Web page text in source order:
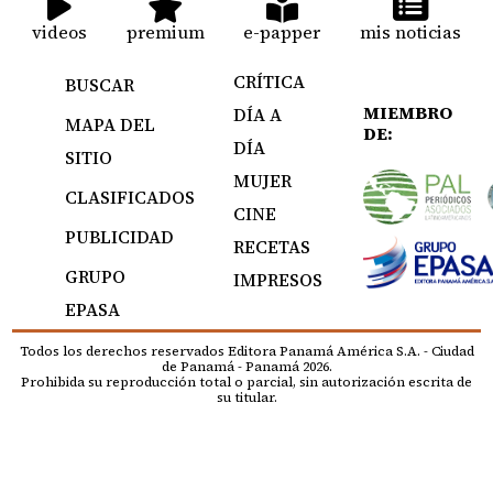
videos premium e-papper mis noticias
BUSCAR
MAPA DEL
SITIO
CLASIFICADOS
PUBLICIDAD
GRUPO
EPASA
CRÍTICA
DÍA A
DÍA
MUJER
CINE
RECETAS
IMPRESOS
MIEMBRO
DE:
Todos los derechos reservados Editora Panamá América S.A. - Ciudad
de Panamá - Panamá 2026.
Prohibida su reproducción total o parcial, sin autorización escrita de
su titular.